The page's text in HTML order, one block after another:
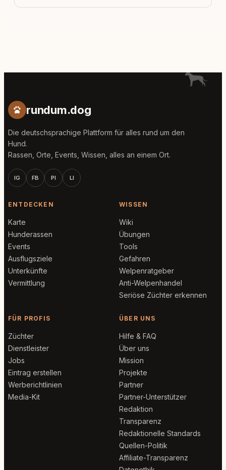
rundum.dog
Die deutschsprachige Plattform für alles rund um den
Hund.
Rassen, Orte, Events, Wissen, alles an einem Ort.
IG FB PI LI
ENTDECKEN
Karte
Hunderassen
Events
Ausflugsziele
Unterkünfte
Vermittlung
WISSEN
Wiki
Übungen
Tools
Gefahren
Welpenratgeber
Anti-Welpenhandel
Seriöse Züchter erkennen
FÜR PROFIS
Züchter
Dienstleister
Jobs
Eintrag erstellen
Werberichtlinien
Media-Kit
ÜBER UNS
Hilfe & FAQ
Über uns
Mission
Projekte
Partner
Partner-Unterstützer
Redaktion
Transparenz
Redaktionelle Standards
Quellen-Politik
Affiliate-Transparenz